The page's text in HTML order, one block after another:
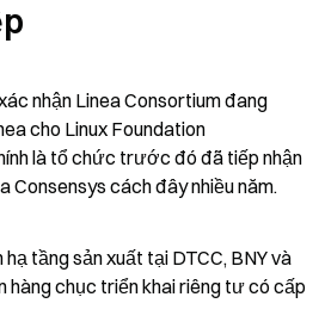
nhận Linea Consortium đang
cho Linux Foundation
là tổ chức trước đó đã tiếp nhận
Consensys cách đây nhiều năm.
hạ tầng sản xuất tại DTCC, BNY và
hàng chục triển khai riêng tư có cấp